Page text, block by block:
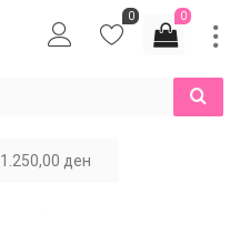
0
0
1.250,00 ден